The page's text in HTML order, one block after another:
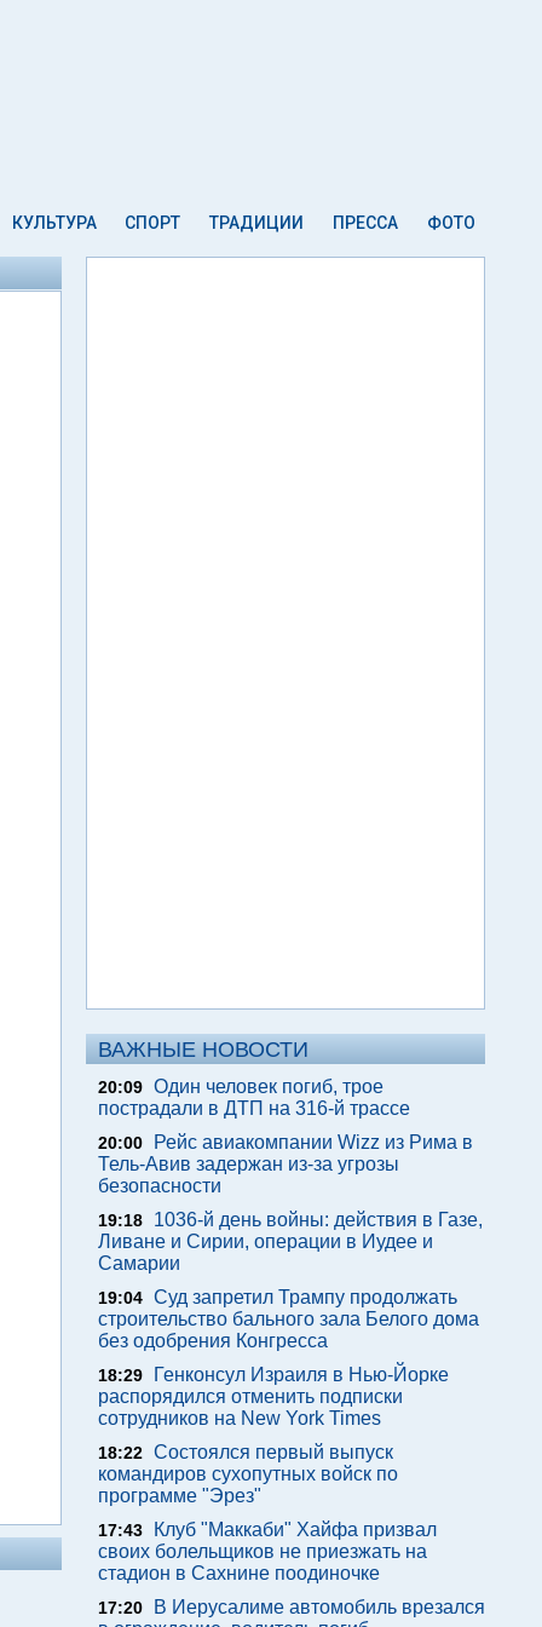
КУЛЬТУРА СПОРТ ТРАДИЦИИ ПРЕССА ФОТО
ВАЖНЫЕ НОВОСТИ
20:09 Один человек погиб, трое
пострадали в ДТП на 316-й трассе
20:00
Рейс авиакомпании Wizz из Рима в
Тель-Авив задержан из-за угрозы
безопасности
19:18
1036-й день войны: действия в Газе,
Ливане и Сирии, операции в Иудее и
Самарии
19:04 Суд запретил Трампу продолжать
строительство бального зала Белого дома
без одобрения Конгресса
18:29
Генконсул Израиля в Нью-Йорке
распорядился отменить подписки
сотрудников на New York Times
18:22 Состоялся первый выпуск
командиров сухопутных войск по
программе "Эрез"
17:43
Клуб "Маккаби" Хайфа призвал
своих болельщиков не приезжать на
стадион в Сахнине поодиночке
17:20
В Иерусалиме автомобиль врезался